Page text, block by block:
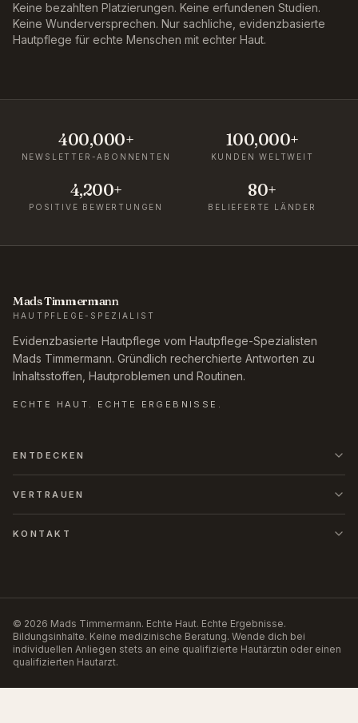
Keine bezahlten Platzierungen. Keine erfundenen Studien.
Keine Wunderversprechen. Nur sachliche, evidenzbasierte
Hautpflege für echte Menschen mit echter Haut.
400,000+
NEWSLETTER-ABONNENTEN
100,000+
KUNDEN WELTWEIT
4,200+
POSITIVE BEWERTUNGEN
80+
BELIEFERTE LÄNDER
Mads Timmermann
HAUTPFLEGE-SPEZIALIST
Evidenzbasierte Hautpflege vom Hautpflege-Spezialisten
Mads Timmermann. Gründlich recherchierte Antworten zu
Inhaltsstoffen, Hautproblemen und Routinen.
ECHTE HAUT. ECHTE ERGEBNISSE.
ENTDECKEN
VERTRAUEN
KONTAKT
© 2026 Mads Timmermann. Echte Haut. Echte Ergebnisse.
Bildungsinhalte. Keine medizinische Beratung. Wende dich bei
individuellen Anliegen stets an eine qualifizierte Hautärztin oder einen
qualifizierten Hautarzt.